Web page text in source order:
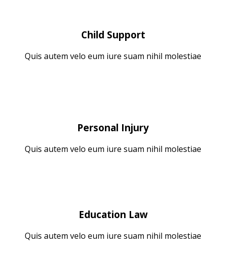
Child Support
Quis autem velo eum iure suam nihil molestiae
Personal Injury
Quis autem velo eum iure suam nihil molestiae
Education Law
Quis autem velo eum iure suam nihil molestiae